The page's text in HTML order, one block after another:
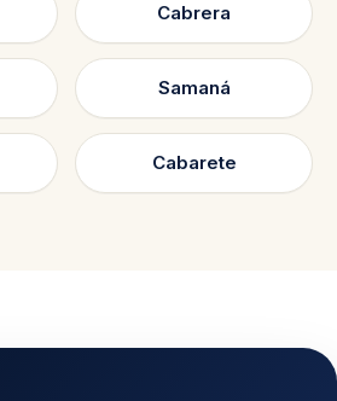
Cabrera
Samaná
Cabarete